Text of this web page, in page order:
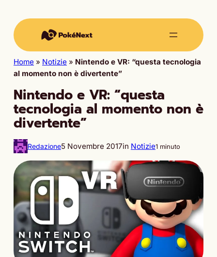
Home » Notizie » Nintendo e VR: “questa tecnologia
al momento non è divertente”
Nintendo e VR: “questa
tecnologia al momento non è
divertente”
Redazione5 Novembre 2017in Notizie1 minuto